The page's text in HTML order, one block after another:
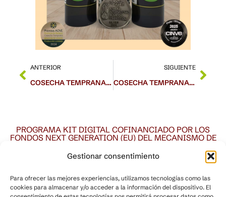
Gestionar consentimiento
Para ofrecer las mejores experiencias, utilizamos tecnologías como las
cookies para almacenar y/o acceder a la información del dispositivo. El
ANTERIOR
COSECHA TEMPRANA CARRASQUEÑA 2025
SIGUIENTE
COSECHA TEMPRANA PICUAL 2025
PROGRAMA KIT DIGITAL COFINANCIADO POR LOS
FONDOS NEXT GENERATION (EU) DEL MECANISMO DE